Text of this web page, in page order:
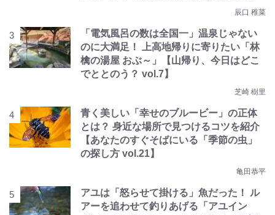
辰口 稚菜
「電気風呂の数は全国一」温泉じゃない
のに大満足！ 上高地帰りに寄りたい「林
檎の湯屋 おぶ～」【山帰り、今日はどこ
でととのう？ vol.7】
芝崎 樹里
青く美しい「幸せのブルービー」の正体
とは？ 身近な場所で見つけるコツを紹介
【あなたのすぐそばにいる「季節の虫」
の探し方 vol.21】
亀田恭平
アユは「怒らせて掛ける」魚だった！ ル
アーを追わせて釣りあげる「アユイン